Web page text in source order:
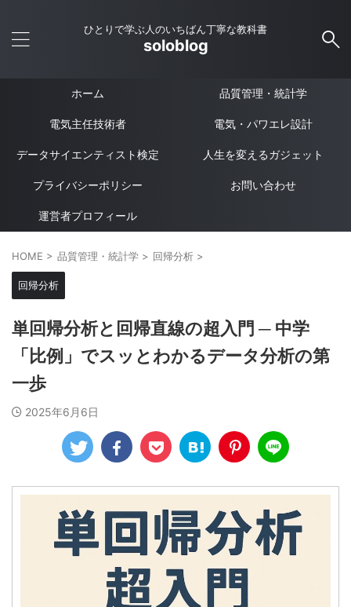
ひとりで学ぶ人のいちばん丁寧な教科書
soloblog
ホーム 品質管理・統計学
電気主任技術者 電気・パワエレ設計
データサイエンティスト検定 人生を変えるガジェット
プライバシーポリシー お問い合わせ
運営者プロフィール
HOME > 品質管理・統計学 > 回帰分析 >
回帰分析
単回帰分析と回帰直線の超入門 ─ 中学
「比例」でスッとわかるデータ分析の第
一歩
2025年6月6日